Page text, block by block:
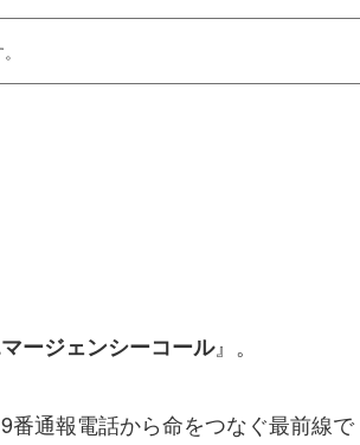
ージェンシーコール』。
番通報電話から命をつなぐ最前線で